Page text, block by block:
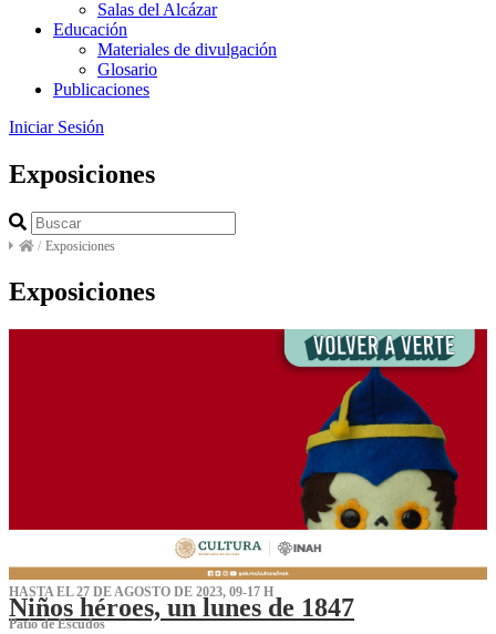
Salas del Alcázar
Educación
Materiales de divulgación
Glosario
Publicaciones
Iniciar Sesión
Exposiciones
/ Exposiciones
Exposiciones
HASTA EL 27 DE AGOSTO DE 2023, 09-17 H
Niños héroes, un lunes de 1847
Patio de Escudos